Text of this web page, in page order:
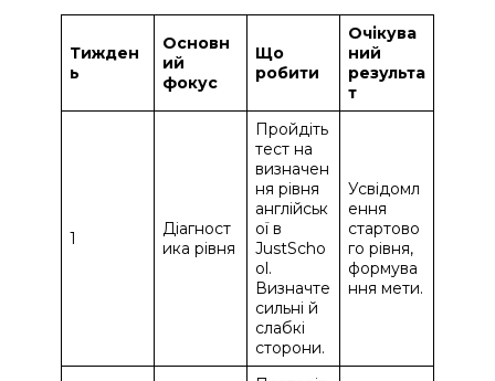
Тижден
ь
Основн
ий
фокус
Що
робити
Очікува
ний
результа
т
1
Діагност
ика рівня
Пройдіть
тест на
визначен
ня рівня
англійськ
ої в
JustScho
ol.
Визначте
сильні й
слабкі
сторони.
Усвідомл
ення
стартово
го рівня,
формува
ння мети.